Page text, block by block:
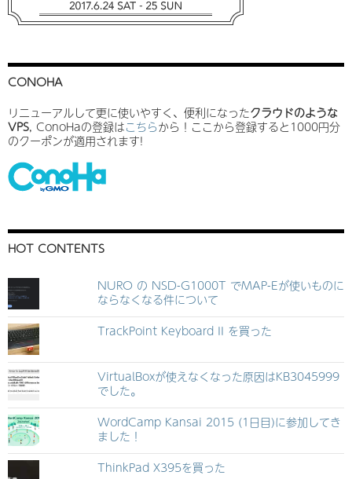
CONOHA
リニューアルして更に使いやすく、便利になったクラウドのような
VPS, ConoHaの登録はこちらから！ここから登録すると1000円分
のクーポンが適用されます!
HOT CONTENTS
NURO の NSD-G1000T でMAP-Eが使いものに
ならなくなる件について
TrackPoint Keyboard II を買った
VirtualBoxが使えなくなった原因はKB3045999
でした。
WordCamp Kansai 2015 (1日目)に参加してき
ました！
ThinkPad X395を買った